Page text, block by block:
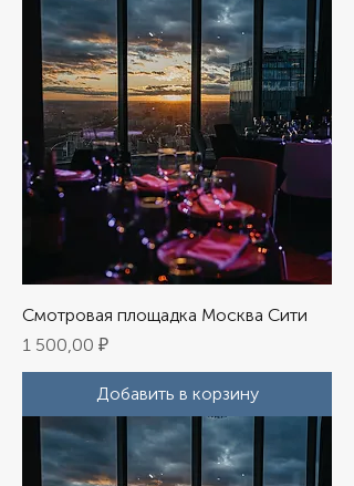
Смотровая площадка Москва Сити
Цена
1 500,00 ₽
Добавить в корзину